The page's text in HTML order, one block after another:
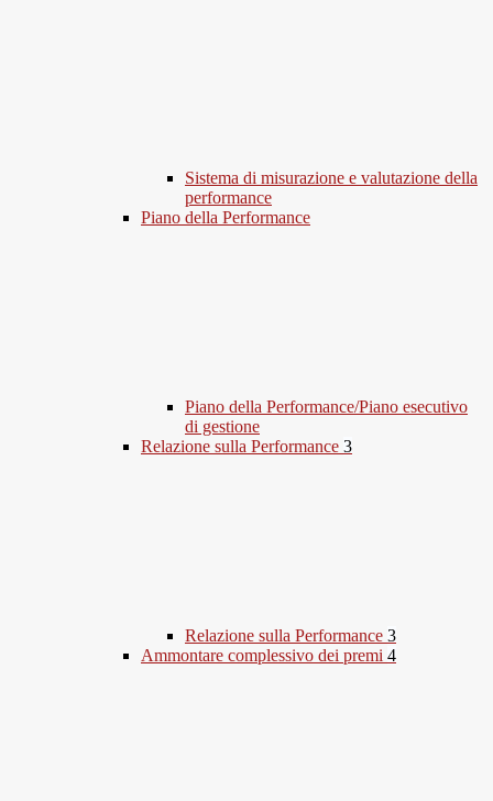
Sistema di misurazione e valutazione della
performance
Piano della Performance
Piano della Performance/Piano esecutivo
di gestione
Relazione sulla Performance 3
Relazione sulla Performance 3
Ammontare complessivo dei premi 4